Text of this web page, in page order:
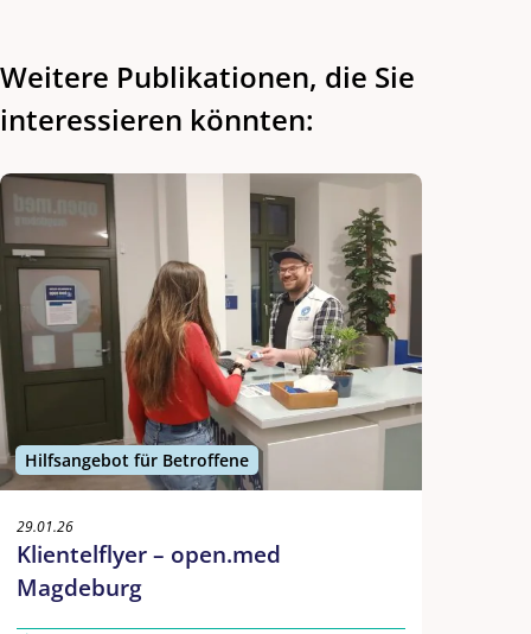
Weitere Publikationen, die Sie
interessieren könnten:
Hilfsangebot für Betroffene
29.01.26
Klientelflyer – open.med
Magdeburg